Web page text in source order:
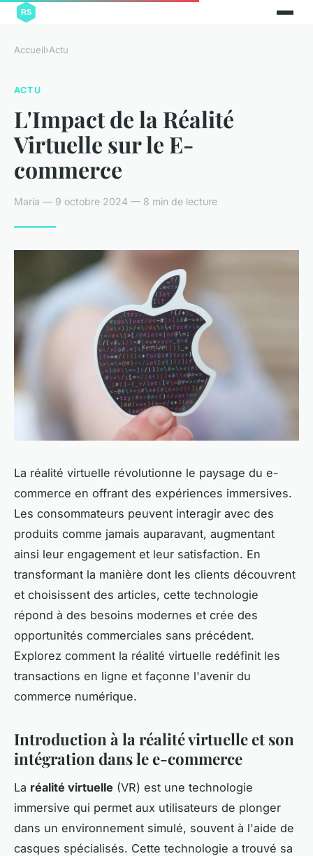
Accueil›Actu
ACTU
L'Impact de la Réalité
Virtuelle sur le E-
commerce
Maria — 9 octobre 2024 — 8 min de lecture
La réalité virtuelle révolutionne le paysage du e-
commerce en offrant des expériences immersives.
Les consommateurs peuvent interagir avec des
produits comme jamais auparavant, augmentant
ainsi leur engagement et leur satisfaction. En
transformant la manière dont les clients découvrent
et choisissent des articles, cette technologie
répond à des besoins modernes et crée des
opportunités commerciales sans précédent.
Explorez comment la réalité virtuelle redéfinit les
transactions en ligne et façonne l'avenir du
commerce numérique.
Introduction à la réalité virtuelle et son
intégration dans le e-commerce
La réalité virtuelle (VR) est une technologie
immersive qui permet aux utilisateurs de plonger
dans un environnement simulé, souvent à l'aide de
casques spécialisés. Cette technologie a trouvé sa